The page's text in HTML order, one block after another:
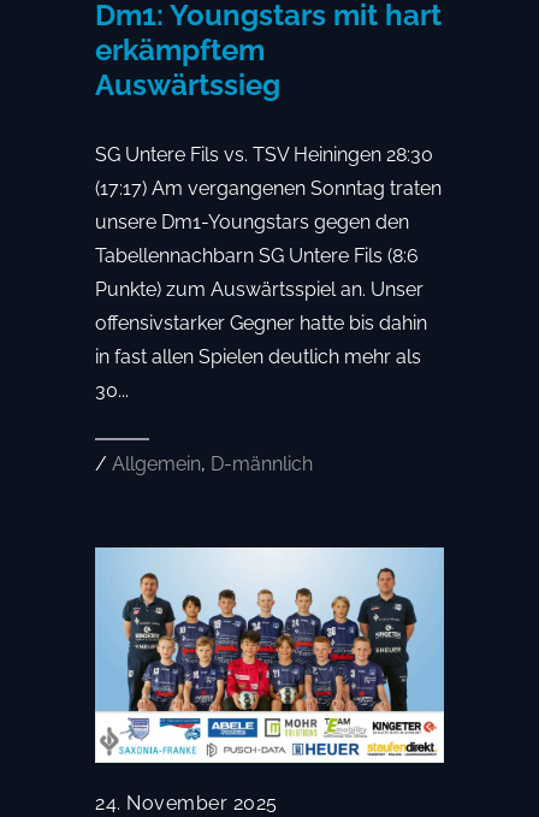
Dm1: Youngstars mit hart
erkämpftem
Auswärtssieg
SG Untere Fils vs. TSV Heiningen 28:30
(17:17) Am vergangenen Sonntag traten
unsere Dm1-Youngstars gegen den
Tabellennachbarn SG Untere Fils (8:6
Punkte) zum Auswärtsspiel an. Unser
offensivstarker Gegner hatte bis dahin
in fast allen Spielen deutlich mehr als
30...
/ Allgemein, D-männlich
24. November 2025